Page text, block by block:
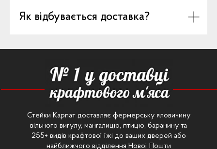
Як відбувається доставка?
Стейки Карпат доставляє фермерську яловичину
вільного вигулу, мангалицю, птицю, баранину та
255+ видів крафтової їжі до ваших дверей або
найближчого відділення Нової Пошти